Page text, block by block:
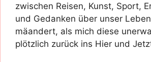
zwischen Reisen, Kunst, Sport,
und Gedanken über unser
mäandert, als mich diese
plötzlich zurück ins Hier und